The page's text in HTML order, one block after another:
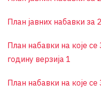
План јавних набавки за
План набавки на које
годину верзија 1
План набавки на које